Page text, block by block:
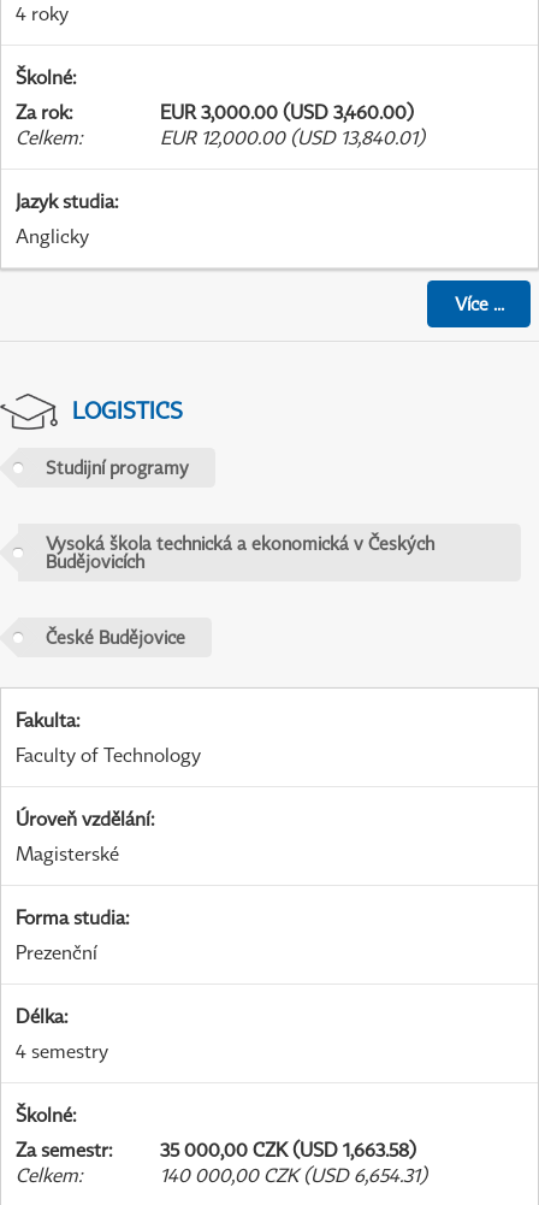
4 roky
Školné:
Za rok:
EUR 3,000.00 (USD 3,460.00)
Celkem: EUR 12,000.00 (USD 13,840.01)
Jazyk studia:
Anglicky
Více...
LOGISTICS
Studijní programy
Vysoká škola technická a ekonomická v Českých
Budějovicích
České Budějovice
Fakulta:
Faculty of Technology
Úroveň vzdělání:
Magisterské
Forma studia:
Prezenční
Délka:
4 semestry
Školné:
Za semestr:
35 000,00 CZK (USD 1,663.58)
Celkem: 140 000,00 CZK (USD 6,654.31)